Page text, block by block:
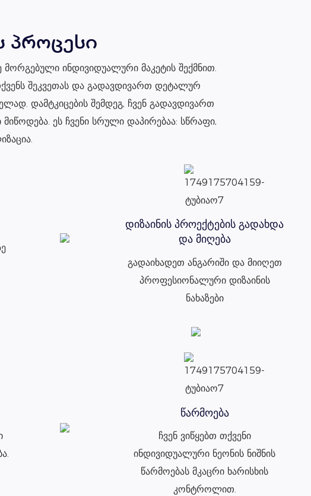
პროცესი
მორგებული ინდივიდუალური მაკეტის შექმნით.
შეკვეთას და გადავდივართ დეტალურ
დამტკიცების შემდეგ, ჩვენ გადავდივართ
ეს ჩვენი სრული დაპირებაა: სწრაფი,
დიზაინის პროექტების გადახდა
და მიღება
გადაიხადეთ ანგარიში და მიიღეთ
პროფესიონალური დიზაინის
ნახაზები
წარმოება
ჩვენ ვიწყებთ თქვენი
ინდივიდუალური ნეონის ნიშნის
წარმოებას მკაცრი ხარისხის
კონტროლით.